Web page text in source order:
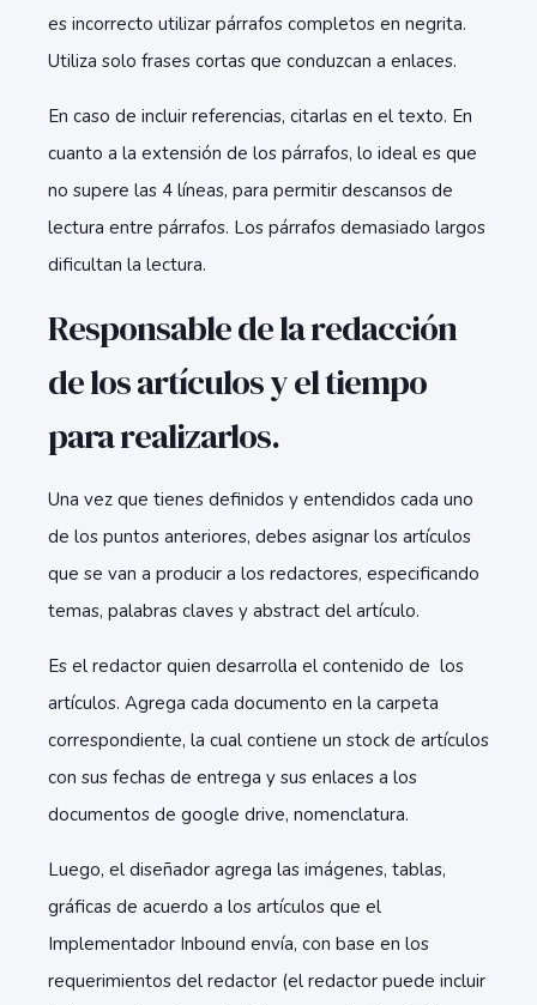
es incorrecto utilizar párrafos completos en negrita.
Utiliza solo frases cortas que conduzcan a enlaces.
En caso de incluir referencias, citarlas en el texto. En
cuanto a la extensión de los párrafos, lo ideal es que
no supere las 4 líneas, para permitir descansos de
lectura entre párrafos. Los párrafos demasiado largos
dificultan la lectura.
Responsable de la redacción
de los artículos y el tiempo
para realizarlos.
Una vez que tienes definidos y entendidos cada uno
de los puntos anteriores, debes asignar los artículos
que se van a producir a los redactores, especificando
temas, palabras claves y abstract del artículo.
Es el redactor quien desarrolla el contenido de los
artículos. Agrega cada documento en la carpeta
correspondiente, la cual contiene un stock de artículos
con sus fechas de entrega y sus enlaces a los
documentos de google drive, nomenclatura.
Luego, el diseñador agrega las imágenes, tablas,
gráficas de acuerdo a los artículos que el
Implementador Inbound envía, con base en los
requerimientos del redactor (el redactor puede incluir